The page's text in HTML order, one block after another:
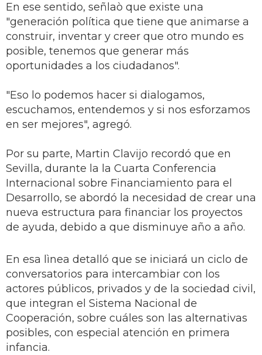
En ese sentido, señlaò que existe una
"generación política que tiene que animarse a
construir, inventar y creer que otro mundo es
posible, tenemos que generar más
oportunidades a los ciudadanos".
"Eso lo podemos hacer si dialogamos,
escuchamos, entendemos y si nos esforzamos
en ser mejores", agregó.
Por su parte, Martin Clavijo recordó que en
Sevilla, durante la la Cuarta Conferencia
Internacional sobre Financiamiento para el
Desarrollo, se abordó la necesidad de crear una
nueva estructura para financiar los proyectos
de ayuda, debido a que disminuye año a año.
En esa lìnea detalló que se iniciará un ciclo de
conversatorios para intercambiar con los
actores públicos, privados y de la sociedad civil,
que integran el Sistema Nacional de
Cooperación, sobre cuáles son las alternativas
posibles, con especial atención en primera
infancia.